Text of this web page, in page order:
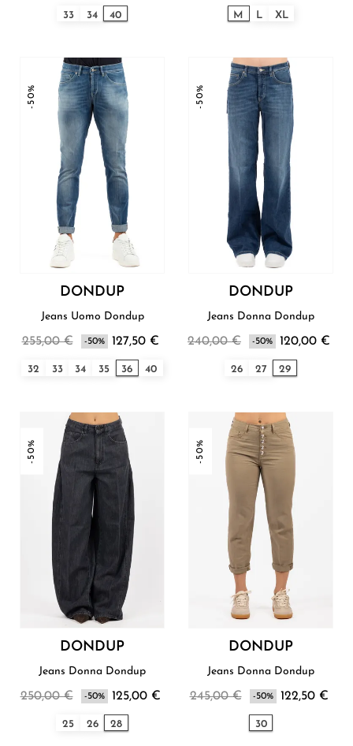
33 34 40 M L XL
-50%
DONDUP
Jeans Uomo Dondup
255,00 € -50% 127,50 €
32 33 34 35 36 40
-50%
DONDUP
Jeans Donna Dondup
240,00 € -50% 120,00 €
26 27 29
-50%
DONDUP
Jeans Donna Dondup
250,00 € -50% 125,00 €
25 26 28
-50%
DONDUP
Jeans Donna Dondup
245,00 € -50% 122,50 €
30